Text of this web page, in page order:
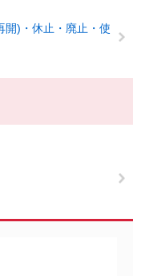
)・休止・廃止・使